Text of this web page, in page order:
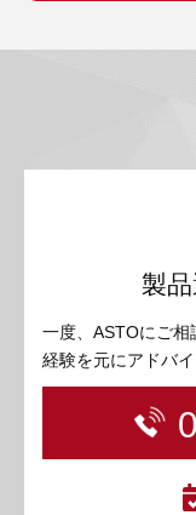
製
一度、ASTOにご相
経験を元にアドバイ